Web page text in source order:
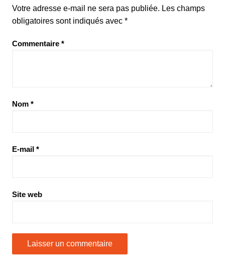
Votre adresse e-mail ne sera pas publiée. Les champs
obligatoires sont indiqués avec *
Commentaire *
Nom *
E-mail *
Site web